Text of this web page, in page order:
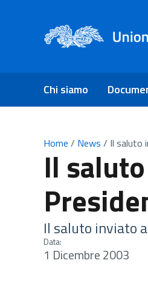
Chi siamo
Home / News / Il saluto
Il
Il saluto inviato
Data:
1 Dicembre 2003